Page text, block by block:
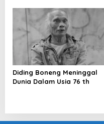
Diding Boneng Meninggal
Dunia Dalam Usia 76 th